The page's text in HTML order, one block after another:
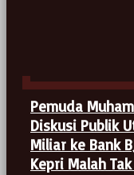
Pemuda
Diskusi Publik
Miliar ke Bank
Kepri Malah